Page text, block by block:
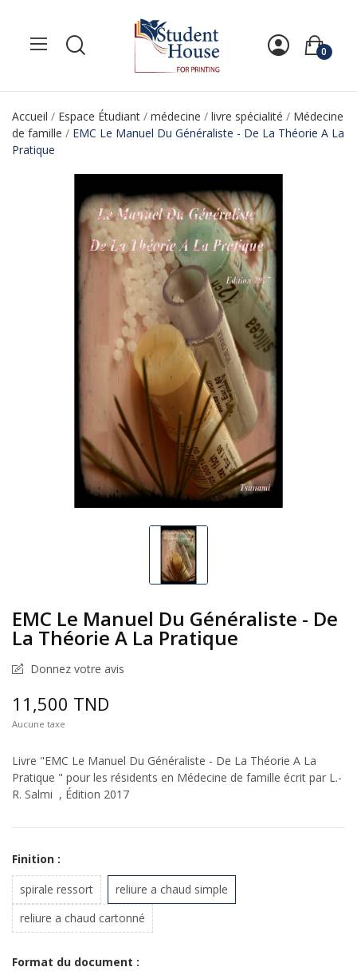
0
Accueil Espace Étudiant médecine livre spécialité
Médecine
de famille
EMC Le Manuel Du Généraliste - De La Théorie A La
Pratique
EMC Le Manuel Du Généraliste - De
La Théorie A La Pratique
Donnez votre avis
11,500 TND
Aucune taxe
Livre "EMC Le Manuel Du Généraliste - De La Théorie A La
Pratique " pour les résidents en Médecine de famille écrit par L.-
R. Salmi , Édition 2017
Finition :
spirale ressort
reliure a chaud simple
reliure a chaud cartonné
Format du document :